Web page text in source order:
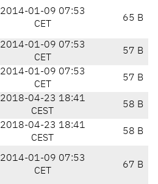
2014-01-09 07:53
CET
65 B
2014-01-09 07:53
CET
57 B
2014-01-09 07:53
CET
57 B
2018-04-23 18:41
CEST
58 B
2018-04-23 18:41
CEST
58 B
2014-01-09 07:53
CET
67 B